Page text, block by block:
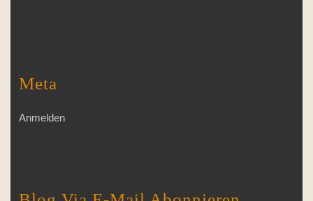
Meta
Anmelden